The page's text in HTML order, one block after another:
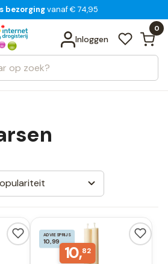
18:00 uur besteld
bezorgingvanaf € 74,95
Inloggen
0
Bekijk alle resultaten
ADVIESPRIJS
10,99
10,82